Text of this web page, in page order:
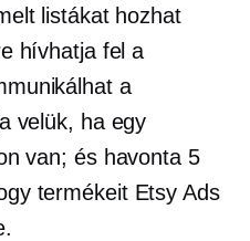
listákat hozhat
hívhatja fel a
a
velük, ha egy
van; és havonta 5
termékeit Etsy Ads